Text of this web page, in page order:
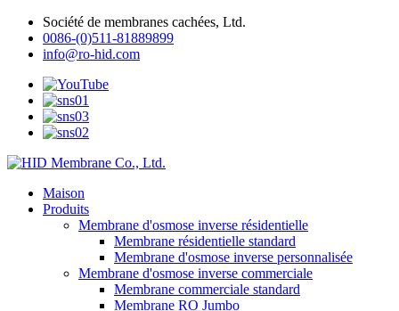
Société de membranes cachées, Ltd.
0086-(0)511-81889899
info@ro-hid.com
Maison
Produits
Membrane d'osmose inverse résidentielle
Membrane résidentielle standard
Membrane d'osmose inverse personnalisée
Membrane d'osmose inverse commerciale
Membrane commerciale standard
Membrane RO Jumbo